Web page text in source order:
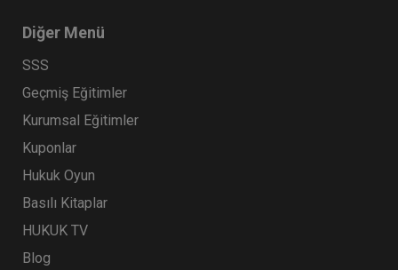
Diğer Menü
SSS
Geçmiş Eğitimler
Kurumsal Eğitimler
Kuponlar
Hukuk Oyun
Basılı Kitaplar
HUKUK TV
Blog